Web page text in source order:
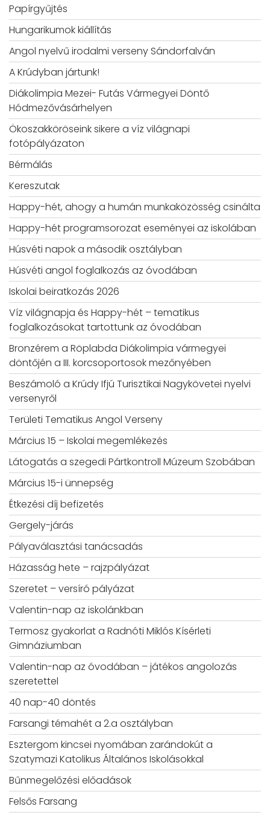
Papírgyűjtés
Hungarikumok kiállítás
Angol nyelvű irodalmi verseny Sándorfalván
A Krúdyban jártunk!
Diákolimpia Mezei- Futás Vármegyei Döntő
Hódmezővásárhelyen
Ökoszakköröseink sikere a víz világnapi
fotópályázaton
Bérmálás
Kereszutak
Happy-hét, ahogy a humán munkaközösség csinálta
Happy-hét programsorozat eseményei az iskolában
Húsvéti napok a második osztályban
Húsvéti angol foglalkozás az óvodában
Iskolai beiratkozás 2026
Víz világnapja és Happy-hét – tematikus
foglalkozásokat tartottunk az óvodában
Bronzérem a Röplabda Diákolimpia vármegyei
döntőjén a III. korcsoportosok mezőnyében
Beszámoló a Krúdy Ifjú Turisztikai Nagykövetei nyelvi
versenyről
Területi Tematikus Angol Verseny
Március 15 – Iskolai megemlékezés
Látogatás a szegedi Pártkontroll Múzeum Szobában
Március 15-i ünnepség
Étkezési díj befizetés
Gergely-járás
Pályaválasztási tanácsadás
Házasság hete – rajzpályázat
Szeretet – versíró pályázat
Valentin-nap az iskolánkban
Termosz gyakorlat a Radnóti Miklós Kísérleti
Gimnáziumban
Valentin-nap az óvodában – játékos angolozás
szeretettel
40 nap-40 döntés
Farsangi témahét a 2.a osztályban
Esztergom kincsei nyomában zarándokút a
Szatymazi Katolikus Általános Iskolásokkal
Bűnmegelőzési előadások
Felsős Farsang